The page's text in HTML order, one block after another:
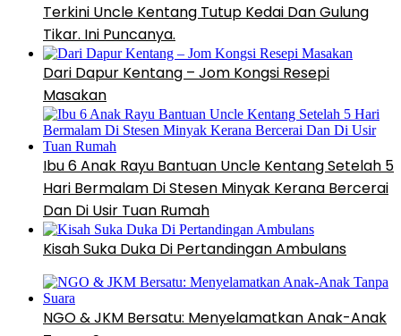
Terkini Uncle Kentang Tutup Kedai Dan Gulung
Tikar. Ini Puncanya.
Dari Dapur Kentang – Jom Kongsi Resepi
Masakan
Ibu 6 Anak Rayu Bantuan Uncle Kentang Setelah 5
Hari Bermalam Di Stesen Minyak Kerana Bercerai
Dan Di Usir Tuan Rumah
Kisah Suka Duka Di Pertandingan Ambulans
NGO & JKM Bersatu: Menyelamatkan Anak-Anak